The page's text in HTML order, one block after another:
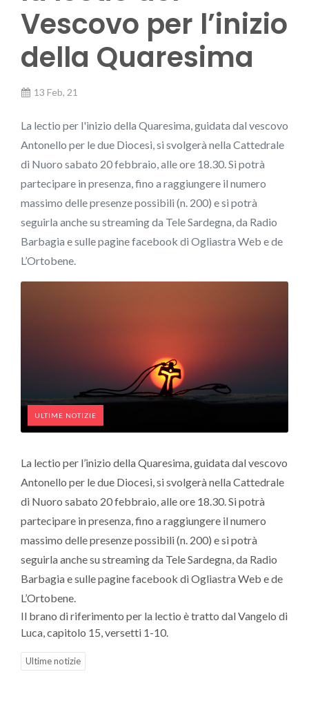
Vescovo per l’inizio
della Quaresima
13 Feb, 21
La lectio per l'inizio della Quaresima, guidata dal vescovo
Antonello per le due Diocesi, si svolgerà nella Cattedrale
di Nuoro sabato 20 febbraio, alle ore 18.30. Si potrà
partecipare in presenza, fino a raggiungere il numero
massimo delle presenze possibili (n. 200) e si potrà
seguirla anche su streaming da Tele Sardegna, da Radio
Barbagia e sulle pagine facebook di Ogliastra Web e de
L’Ortobene.
ULTIME NOTIZIE
La lectio per l’inizio della Quaresima, guidata dal vescovo
Antonello per le due Diocesi, si svolgerà nella Cattedrale
di Nuoro sabato 20 febbraio, alle ore 18.30. Si potrà
partecipare in presenza, fino a raggiungere il numero
massimo delle presenze possibili (n. 200) e si potrà
seguirla anche su streaming da Tele Sardegna, da Radio
Barbagia e sulle pagine facebook di Ogliastra Web e de
L’Ortobene.
Il brano di riferimento per la lectio è tratto dal Vangelo di
Luca, capitolo 15, versetti 1-10.
Ultime notizie